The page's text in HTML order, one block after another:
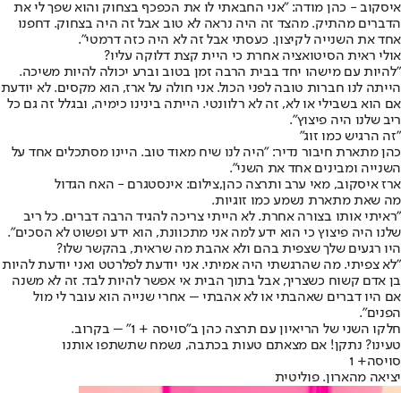
איסקוב - כהן מודה: "אני החבאתי לו את הכפכף בצחוק והוא שפך לי את
הדברים מהתיק. מהצד זה היה נראה לא טוב אבל זה היה בצחוק. דחפנו
אחד את השנייה לקיצון. כעסתי אבל זה לא היה כזה דרמטי".
אולי ראית הסיטואציה אחרת כי היית קצת דלוקה עליו?
"להיות עם מישהו יחד בבית הרבה זמן בטוב וברע יכולה להיות משיכה.
הייתה לנו חברות טובה לפני הכול. אני חולה על ארז, הוא מקסים. לא יודעת
אם הוא בשבילי או לא, זה לא רלוונטי. הייתה בינינו כימיה, ובגלל זה גם כל
ריב שלנו היה פיצוץ".
"זה הרגיש כמו זוג"
כהן מתארת חיבור נדיר: "היה לנו שיח מאוד טוב. היינו מסתכלים אחד על
השנייה ומבינים אחד את השני".
ארז איסקוב, מאי ערב ותרצה כהן,צילום: אינסטגרם - האח הגדול
מה שאת מתארת נשמע כמו זוגיות.
"ראיתי אותו בצורה אחרת. לא הייתי צריכה להגיד הרבה דברים. כל ריב
שלנו היה פיצוץ כי הוא ידע למה אני מתכוונת, הוא ידע ופשוט לא הסכים".
היו רגעים שלך שצפית בהם ולא אהבת מה שראית, בהקשר שלו?
"לא צפיתי. מה שהרגשתי היה אמיתי. אני יודעת לפלרטט ואני יודעת להיות
בן אדם קשוח כשצריך, אבל בתוך הבית אי אפשר להיות לבד. זה לא משנה
אם היו דברים שאהבתי או לא אהבתי – אחרי שנייה הוא עובר לי מול
הפנים".
חלקו השני של הריאיון עם תרצה כהן ב"סויסה + 1" – בקרוב.
טעינו? נתקן! אם מצאתם טעות בכתבה, נשמח שתשתפו אותנו
סויסה+ 1
יציאה מהארון. פוליטית